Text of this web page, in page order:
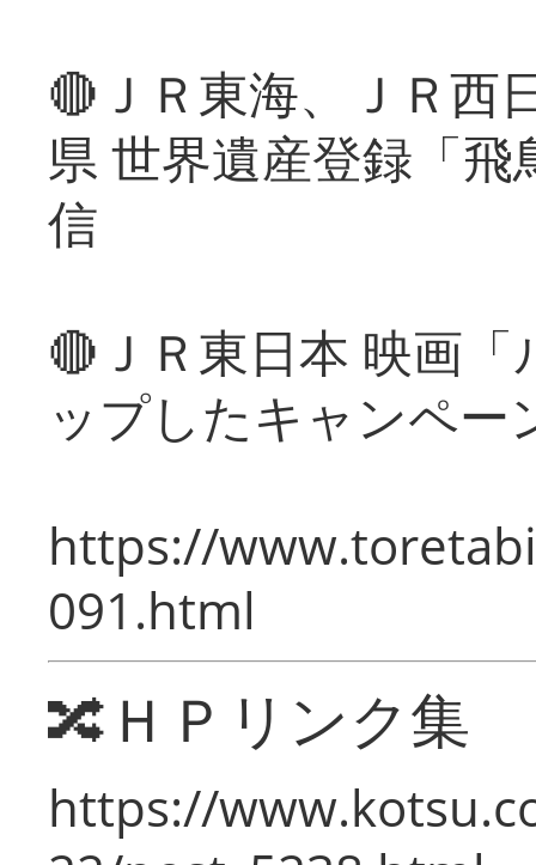
🔴ＪＲ東海、ＪＲ西
県 世界遺産登録「
信
🔴ＪＲ東日本 映画
ップしたキャンペー
https://
091.html
🔀ＨＰリンク集
https://